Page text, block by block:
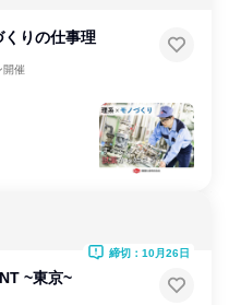
くりの仕事理
開催
~東京~
締切：10月26日